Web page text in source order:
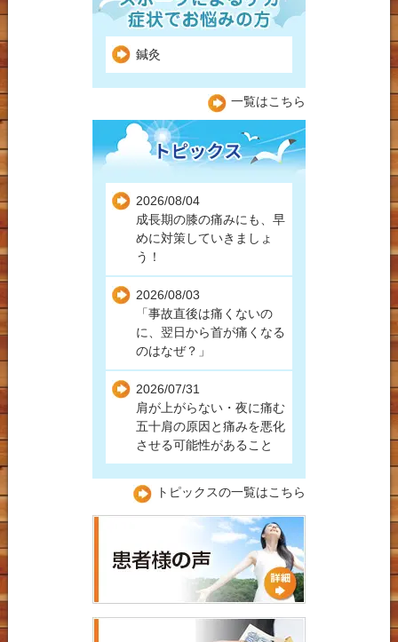
鍼灸
一覧はこちら
2026/08/04
成長期の膝の痛みにも、早
めに対策していきましょ
う！
2026/08/03
「事故直後は痛くないの
に、翌日から首が痛くなる
のはなぜ？」
2026/07/31
肩が上がらない・夜に痛む
五十肩の原因と痛みを悪化
させる可能性があること
トピックスの一覧はこちら